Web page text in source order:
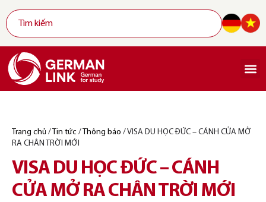
Trang chủ / Tin tức / Thông báo /VISA DU HỌC ĐỨC – CÁNH CỬA MỞ
RA CHÂN TRỜI MỚI
VISA DU HỌC ĐỨC – CÁNH
CỬA MỞ RA CHÂN TRỜI MỚI